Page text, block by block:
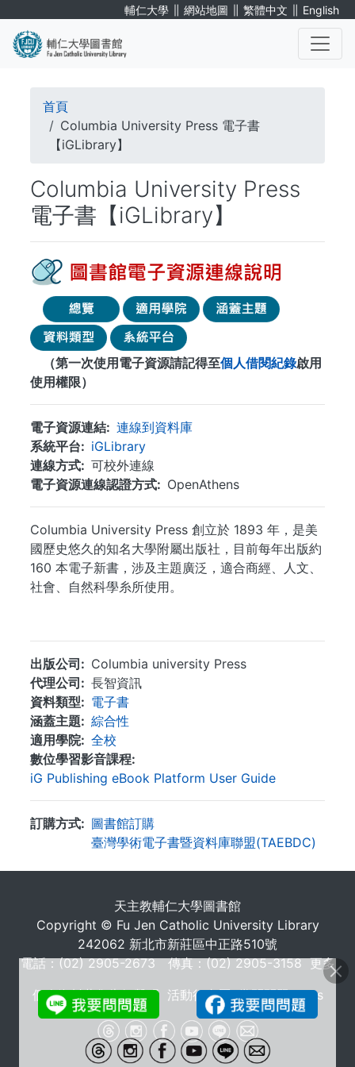
輔仁大學 ∥ 網站地圖 ∥ 繁體中文 ∥ English
導
航
結
首頁
Columbia University Press 電子書
【iGLibrary】
Columbia University Press
電子書【iGLibrary】
（第一次使用電子資源請記得至個人借閱紀錄啟用
使用權限）
電子資源連結
連線到資料庫
系統平台
iGLibrary
連線方式
可校外連線
電子資源連線認證方式
OpenAthens
Columbia University Press 創立於 1893 年，是美
國歷史悠久的知名大學附屬出版社，目前每年出版約
160 本電子新書，涉及主題廣泛，適合商經、人文、
社會、自然科學糸所使用。
出版公司
Columbia university Press
代理公司
長智資訊
資料類型
電子書
涵蓋主題
綜合性
適用學院
全校
數位學習影音課程
iG Publishing eBook Platform User Guide
訂購方式
圖書館訂購
臺灣學術電子書暨資料庫聯盟(TAEBDC)
天主教輔仁大學圖書館
Copyright © Fu Jen Catholic University Library
242062 新北市新莊區中正路510號
電話：(02) 2905-2673 傳真：(02) 2905-3158更多
個人資料蒐集告知聲明 活動行事曆 常問問題 FAQs